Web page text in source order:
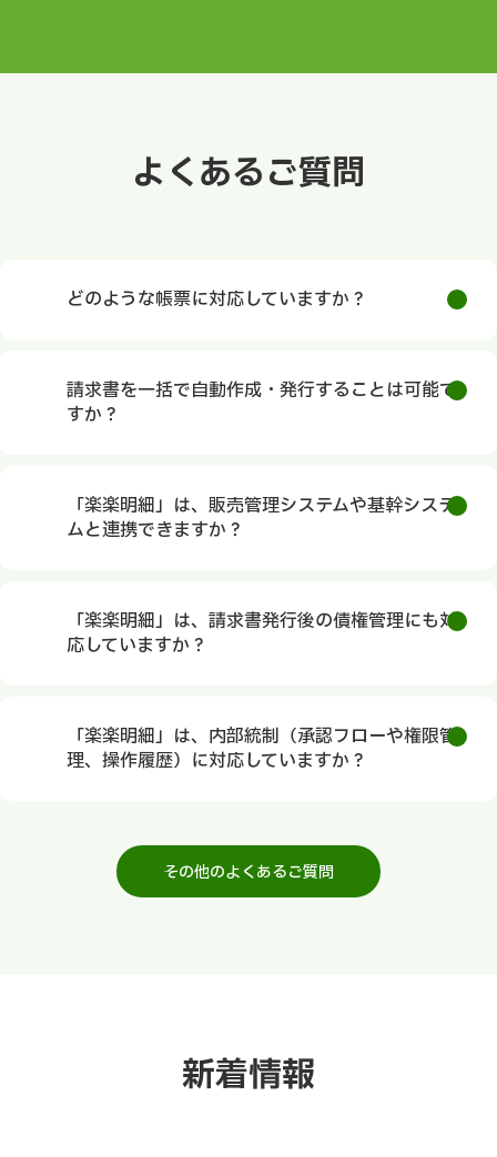
よくあるご質問
どのような帳票に対応していますか？
請求書を一括で自動作成・発行することは可能で
すか？
「楽楽明細」は、販売管理システムや基幹システ
ムと連携できますか？
「楽楽明細」は、請求書発行後の債権管理にも対
応していますか？
「楽楽明細」は、内部統制（承認フローや権限管
理、操作履歴）に対応していますか？
その他のよくあるご質問
新着情報